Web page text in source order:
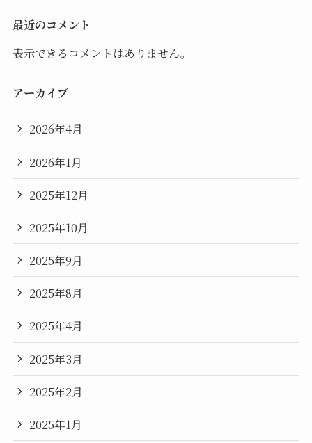
最近のコメント
表示できるコメントはありません。
アーカイブ
2026年4月
2026年1月
2025年12月
2025年10月
2025年9月
2025年8月
2025年4月
2025年3月
2025年2月
2025年1月